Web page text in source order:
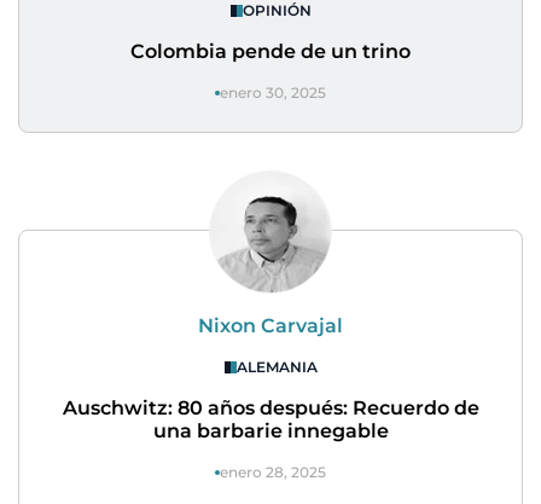
OPINIÓN
Colombia pende de un trino
enero 30, 2025
Nixon Carvajal
ALEMANIA
Auschwitz: 80 años después: Recuerdo de
una barbarie innegable
enero 28, 2025